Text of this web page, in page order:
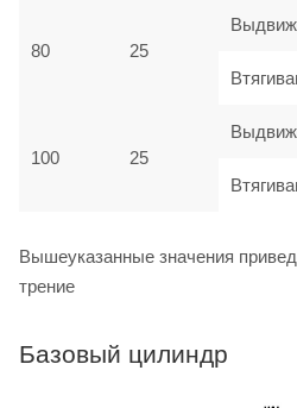
80 25
100 25
Вышеуказанные значения
трение
Базовый цилиндр